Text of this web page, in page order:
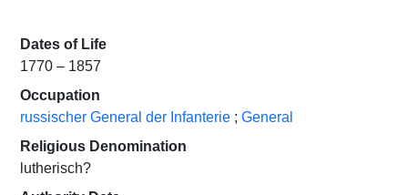
Dates of Life
1770 – 1857
Occupation
russischer General der Infanterie ; General
Religious Denomination
lutherisch?